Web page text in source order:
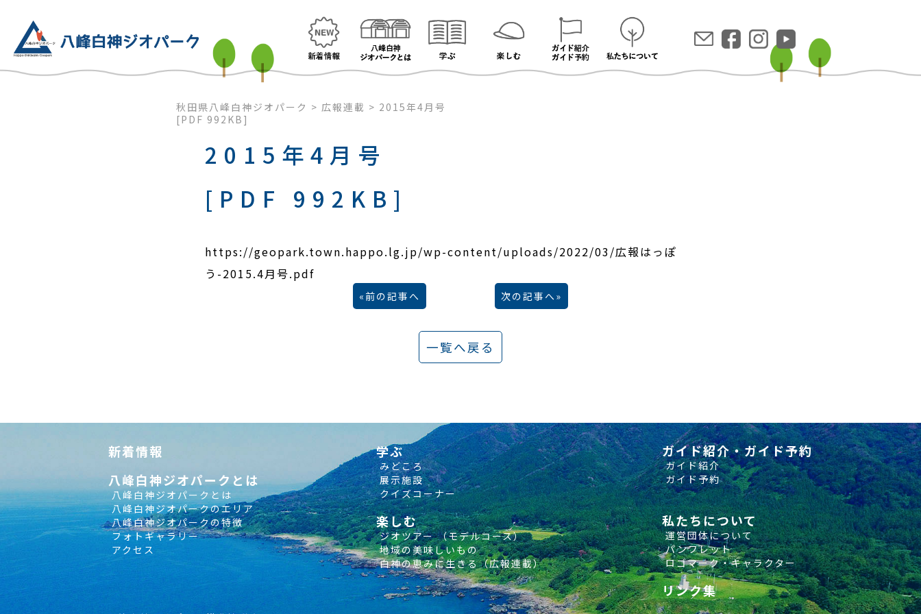
秋田県八峰白神ジオパーク > 広報連載 > 2015年4月号
[PDF 992KB]
2015年4月号
[PDF 992KB]
https://geopark.town.happo.lg.jp/wp-content/uploads/2022/03/広報はっぽ
う-2015.4月号.pdf
前の記事へ 次の記事へ
一覧へ戻る
新着情報
八峰白神ジオパークとは
八峰白神ジオパークとは
八峰白神ジオパークのエリア
八峰白神ジオパークの特徴
フォトギャラリー
アクセス
学ぶ
みどころ
展示施設
クイズコーナー
楽しむ
ジオツアー （モデルコース）
地域の美味しいもの
白神の恵みに生きる（広報連載）
ガイド紹介・ガイド予約
ガイド紹介
ガイド予約
私たちについて
運営団体について
パンフレット
ロゴマーク・キャラクター
リンク集